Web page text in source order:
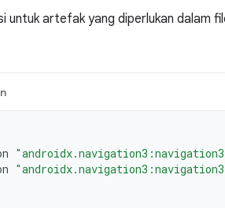
untuk artefak yang diperlukan dalam